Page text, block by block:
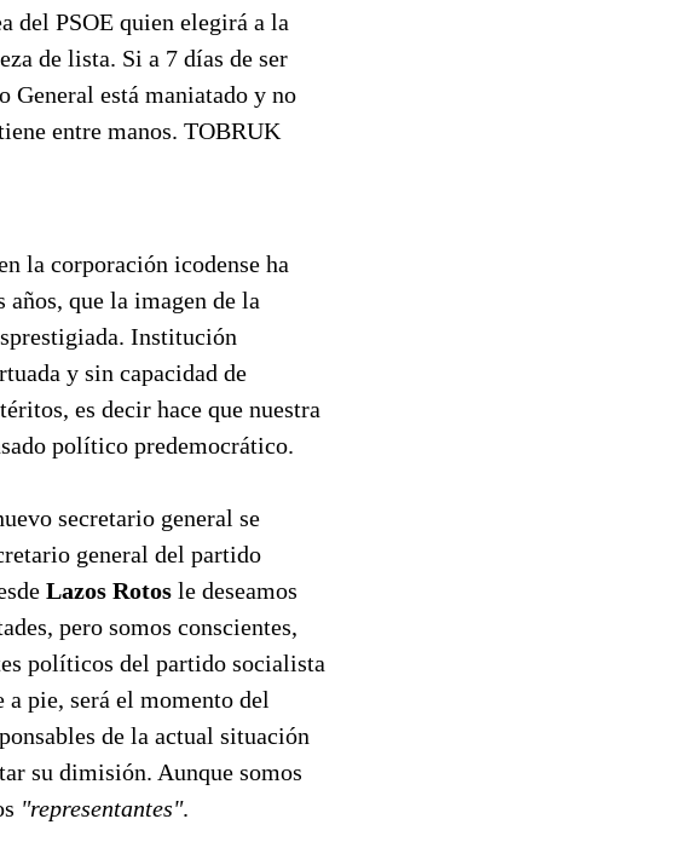
del PSOE quien elegirá a la
de lista. Si a 7 días de ser
General está maniatado y no
entre manos. TOBRUK
la corporación icodense ha
que la imagen de la
Institución
y sin capacidad de
es decir hace que nuestra
político predemocrático.
secretario general se
general del partido
Lazos Rotos le deseamos
pero somos conscientes,
políticos del partido socialista
a pie, será el momento del
de la actual situación
su dimisión. Aunque somos
"representantes".